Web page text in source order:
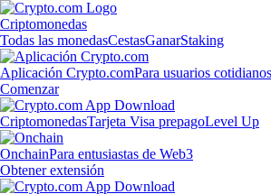
Criptomonedas
Todas las monedasCestasGanarStaking
Aplicación Crypto.comPara usuarios cotidianos
Comenzar
CriptomonedasTarjeta Visa prepagoLevel Up
OnchainPara entusiastas de Web3
Obtener extensión